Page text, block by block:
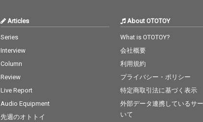
Articles
Series
Interview
Column
Review
Live Report
Audio Equipment
先週のオトトイ
About OTOTOY
What is OTOTOY?
会社概要
利用規約
プライバシー・ポリシー
特定商取引法に基づく表示
外部データ連携しているサ
いて